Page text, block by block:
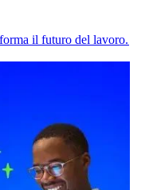
il futuro del lavoro.​​